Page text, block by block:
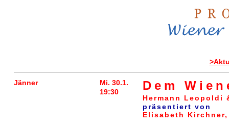
Jänner
Mi. 30.1.
19:30
Dem
Hermann Leopoldi
präsentiert von
Elisabeth